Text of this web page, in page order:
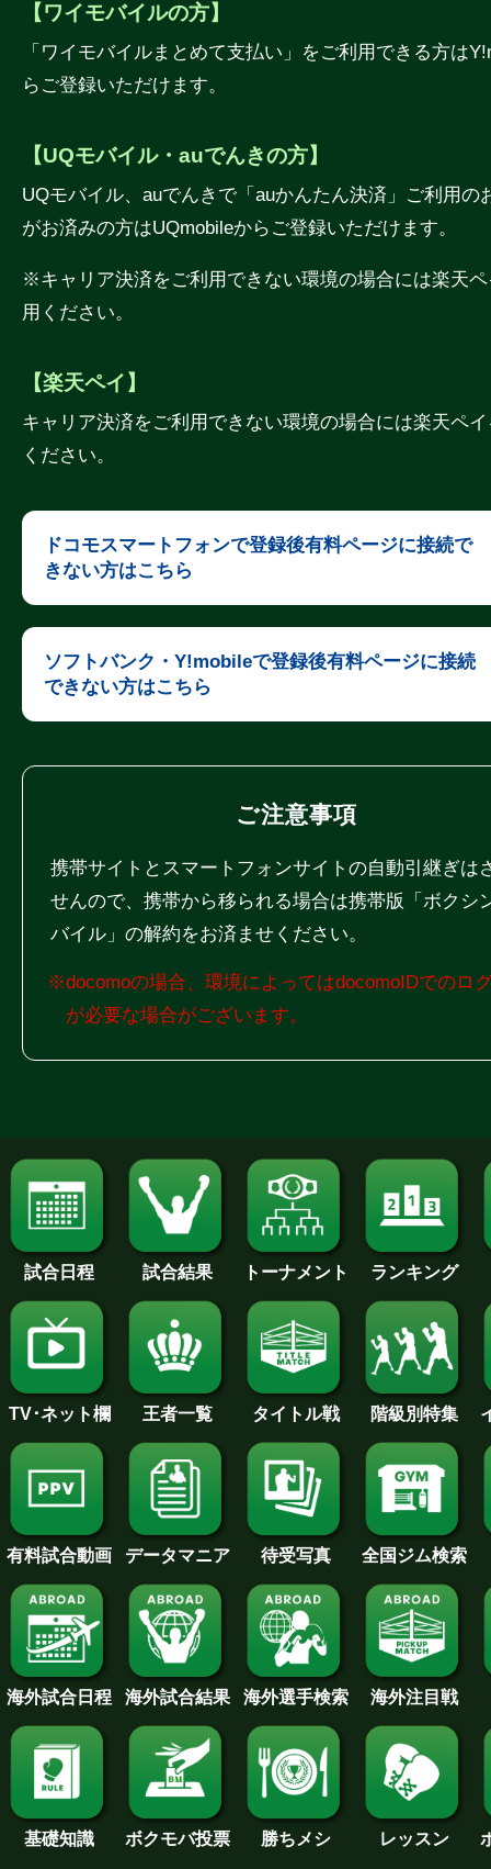
【ワイモバイルの方】
「ワイモバイルまとめて支払い」をご利用できる方は
らご登録いただけます。
【UQモバイル・auでんきの方】
UQモバイル、auでんきで「auかんたん決済」ご利用の
がお済みの方はUQmobileからご登録いただけます。
※キャリア決済をご利用できない環境の場合には楽天
用ください。
【楽天ペイ】
キャリア決済をご利用できない環境の場合には楽天ペ
ください。
ドコモスマートフォンで登録後有料ページに接続で
きない方はこちら
ソフトバンク・Y!mobileで登録後有料ページに接続
できない方はこちら
ご注意事項
携帯サイトとスマートフォンサイトの自動引継ぎは
せんので、携帯から移られる場合は携帯版「ボクシ
バイル」の解約をお済ませください。
※docomoの場合、環境によってはdocomoIDでのロ
が必要な場合がございます。
試合日程 試合結果 トーナメント ランキング
TV･ネット欄 王者一覧 タイトル戦 階級別特集
有料試合動画 データマニア 待受写真 全国ジム検索
海外試合日程 海外試合結果 海外選手検索 海外注目戦
基礎知識 ボクモバ投票 勝ちメシ レッスン